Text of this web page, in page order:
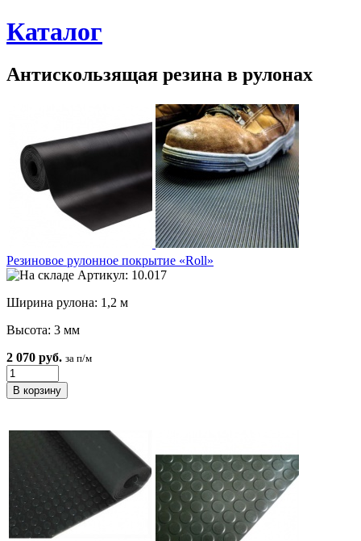
Каталог
Антискользящая резина в рулонах
Резиновое рулонное покрытие «Roll»
Артикул: 10.017
Ширина рулона: 1,2 м
Высота: 3 мм
2 070 руб. за п/м